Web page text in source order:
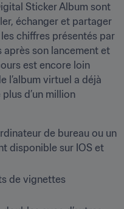
Sticker Album sont
échanger et partager
chiffres présentés par
après son lancement et
est encore loin
l’album virtuel a déjà
d’un million
de bureau ou un
disponible sur IOS et
de vignettes